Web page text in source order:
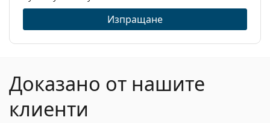
Изпращане
Доказано от нашите
клиенти